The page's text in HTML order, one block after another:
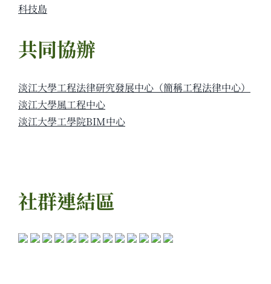
科技島
共同協辦
淡江大學工程法律研究發展中心（簡稱工程法律中心）
淡江大學風工程中心
淡江大學工學院BIM中心
社群連結區